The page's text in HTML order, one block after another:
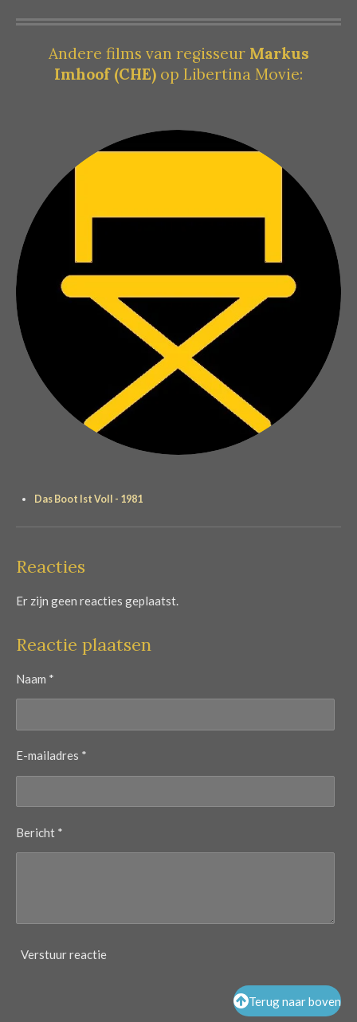
Andere films van regisseur Markus
Imhoof(CHE) op Libertina Movie:
Das Boot Ist Voll - 1981
Reacties
Er zijn geen reacties geplaatst.
Reactie plaatsen
Naam *
E-mailadres *
Bericht *
Verstuur reactie
Terug naar boven